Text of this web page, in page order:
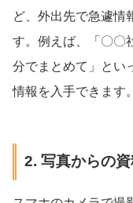
ど、外出先で急遽情
す。例えば、「〇〇
分でまとめて」とい
情報を入手できます。
2. 写真からの